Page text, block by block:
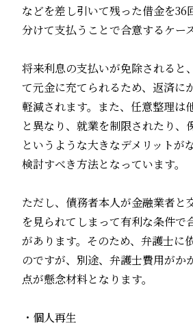
などを差し引いて残った借金を36
分けて支払うことで合意するケー
将来利息の支払いが免除されると
て元金に充てられるため、返済に
軽減されます。また、任意整理は
と異なり、就業を制限されたり、
というような大きなデメリットが
検討すべき方法となっています。
ただし、債務者本人が金融業者と
を見られてしまって有利な条件で
があります。そのため、弁護士に
のですが、別途、弁護士費用がか
点が懸念材料となります。
・個人再生